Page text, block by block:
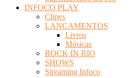
INFOCO PLAY
Clipes
LANÇAMENTOS
Livros
Músicas
ROCK IN RIO
SHOWS
Streaming Infoco